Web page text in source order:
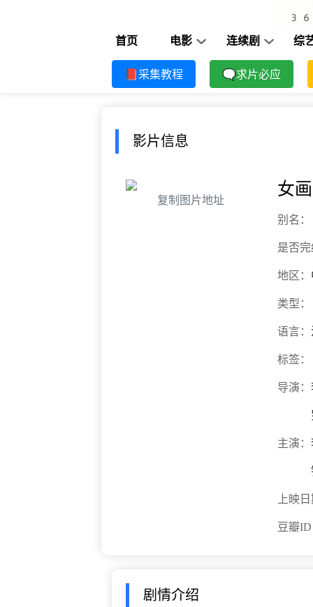
首页 电影 连续剧 综
📕采集教程 🗨求片必应
影片信息
复制图片地址
女
别名：
是否
地区：
类型：
语言：
标签：
导演：
主演：
上映
豆瓣
剧情介绍